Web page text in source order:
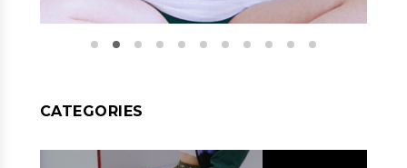
CATEGORIES